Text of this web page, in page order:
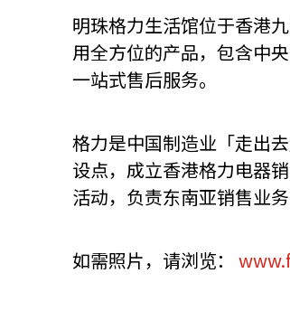
明珠格力生活馆位于香港
用全方位的产品，包含中
一站式售后服务。
格力是中国制造业「走出
设点，成立香港格力电器
活动，负责东南亚销售业务
如需照片，请浏览：